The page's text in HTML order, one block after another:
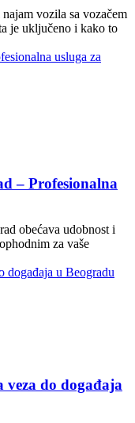
vozila sa vozačem
je uključeno i kako to
– Profesionalna
obećava udobnost i
za vaše
veza do događaja